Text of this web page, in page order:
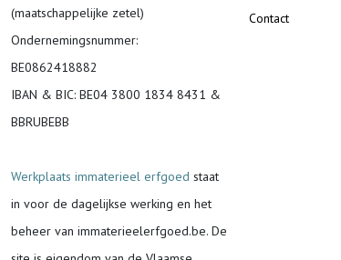
(maatschappelijke zetel)
Ondernemingsnummer:
BE0862418882
IBAN & BIC: BE04 3800 1834 8431 &
BBRUBEBB
Werkplaats immaterieel erfgoed staat
in voor de dagelijkse werking en het
beheer van immaterieelerfgoed.be. De
Contact